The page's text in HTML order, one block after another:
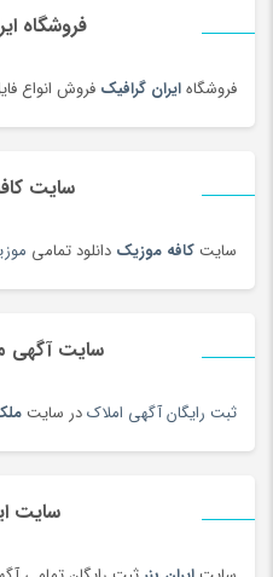
فروشگاه
فروشگاهایران گرافیک فروش انواع
سایت
سایت کافه موزیک دانلود تمامی
سایت آگهی
ثبت رایگان آگهی املاکدر سایت
سایت